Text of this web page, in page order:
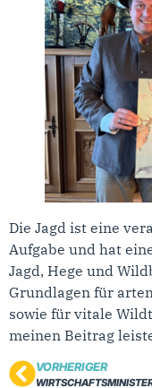
Die Jagd ist eine
Aufgabe und hat
Jagd, Hege und
Grundlagen für
sowie für vitale
meinen Beitrag
VORHERIGER